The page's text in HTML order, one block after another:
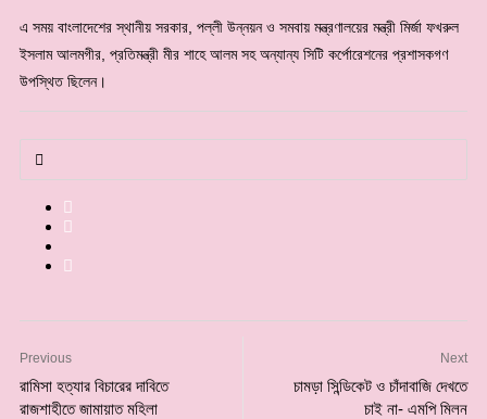
এ সময় বাংলাদেশের স্থানীয় সরকার, পল্লী উন্নয়ন ও সমবায় মন্ত্রণালয়ের মন্ত্রী মির্জা ফখরুল
ইসলাম আলমগীর, প্রতিমন্ত্রী মীর শাহে আলম সহ অন্যান্য সিটি কর্পোরেশনের প্রশাসকগণ
উপস্থিত ছিলেন।
Previous
রামিসা হত্যার বিচারের দাবিতে
রাজশাহীতে জামায়াত মহিলা
Next
চামড়া সিন্ডিকেট ও চাঁদাবাজি দেখতে
চাই না- এমপি মিলন